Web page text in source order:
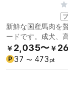
新鮮な国産馬肉を
ードです。成犬、
￥ 2,035〜 ￥
P 37 〜 473 pt